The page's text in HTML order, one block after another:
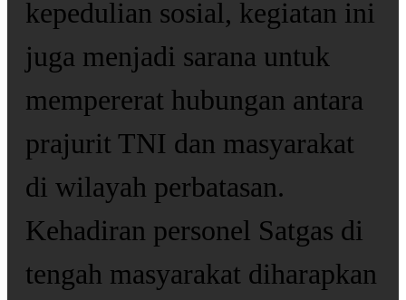
kepedulian sosial, kegiatan ini
juga menjadi sarana untuk
mempererat hubungan antara
prajurit TNI dan masyarakat
di wilayah perbatasan.
Kehadiran personel Satgas di
tengah masyarakat diharapkan